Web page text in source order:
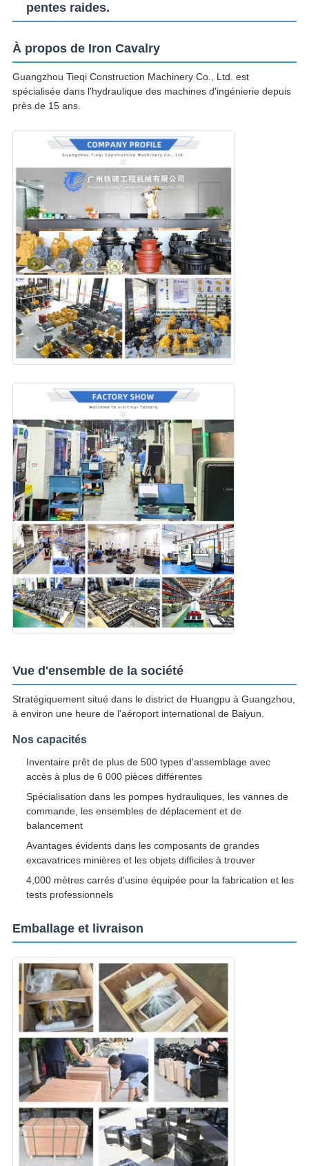
pentes raides.
À propos de Iron Cavalry
Guangzhou Tieqi Construction Machinery Co., Ltd. est
spécialisée dans l'hydraulique des machines d'ingénierie depuis
près de 15 ans.
Vue d'ensemble de la société
Stratégiquement situé dans le district de Huangpu à Guangzhou,
à environ une heure de l'aéroport international de Baiyun.
Nos capacités
Inventaire prêt de plus de 500 types d'assemblage avec
accès à plus de 6 000 pièces différentes
Spécialisation dans les pompes hydrauliques, les vannes de
commande, les ensembles de déplacement et de
balancement
Avantages évidents dans les composants de grandes
excavatrices minières et les objets difficiles à trouver
4,000 mètres carrés d'usine équipée pour la fabrication et les
tests professionnels
Emballage et livraison